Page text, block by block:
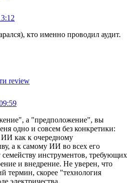
кто именно проводил аудит.
review
а "предположение", вы
одно и совсем без конкретики:
как к очередному
а к самому ИИ во всех его
семейству инструментов, требующих
и внедрение. Не уверен, что
термин, скорее "технология
электричества.